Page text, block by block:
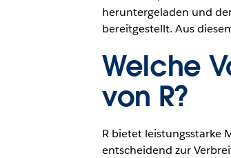
heruntergeladen und
bereitgestellt. Aus
Welche
von R?
R bietet leistungsstarke
entscheidend zur